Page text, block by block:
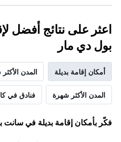
اعثر على نتائج أفضل
بول دي مار
أمكان إقامة بديلة المدن
المدن الأكثر شهرة فنادق في
فكّر بأمكان إقامة بديلة في سانت